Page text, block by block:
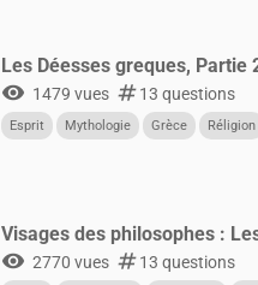
Les Déesses greques, Partie
visibility 1479 vues numbers13 questions
Esprit Mythologie Grèce Réligion
Visages des philosophes :
visibility 2770 vues numbers13 questions